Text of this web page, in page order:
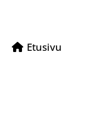
Etusivu